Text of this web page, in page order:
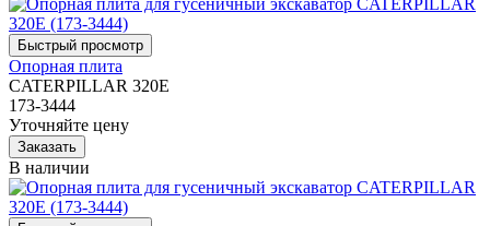
Опорная плита
CATERPILLAR 320E
173-3444
Уточняйте цену
В наличии